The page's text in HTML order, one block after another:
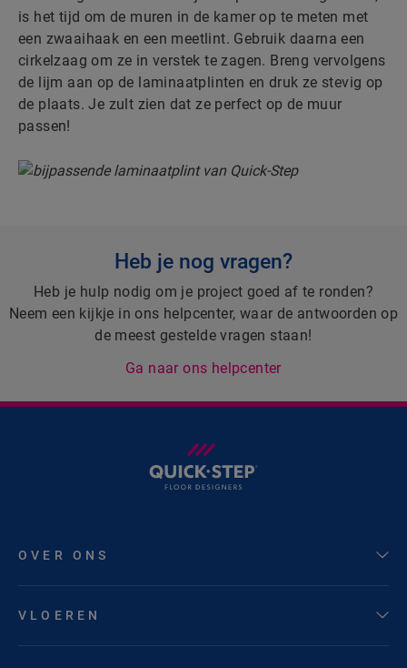
is het tijd om de muren in de kamer op te meten met
een zwaaihaak en een meetlint. Gebruik daarna een
cirkelzaag om ze in verstek te zagen. Breng vervolgens
de lijm aan op de laminaatplinten en druk ze stevig op
de plaats. Je zult zien dat ze perfect op de muur
passen!
Heb je nog vragen?
Heb je hulp nodig om je project goed af te ronden?
Neem een kijkje in ons helpcenter, waar de antwoorden op
de meest gestelde vragen staan!
Ga naar ons helpcenter
OVER ONS
VLOEREN